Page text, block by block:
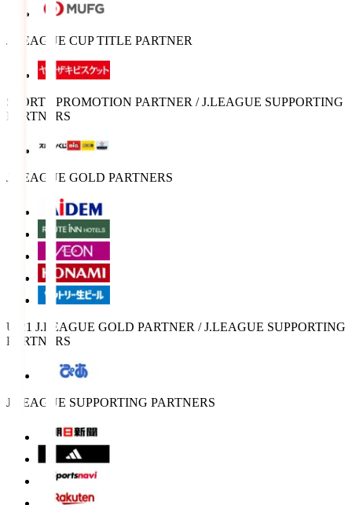
J.LEAGUE CUP TITLE PARTNER
SPORTS PROMOTION PARTNER / J.LEAGUE SUPPORTING
PARTNERS
J.LEAGUE GOLD PARTNERS
U-21 J.LEAGUE GOLD PARTNER / J.LEAGUE SUPPORTING
PARTNERS
J.LEAGUE SUPPORTING PARTNERS